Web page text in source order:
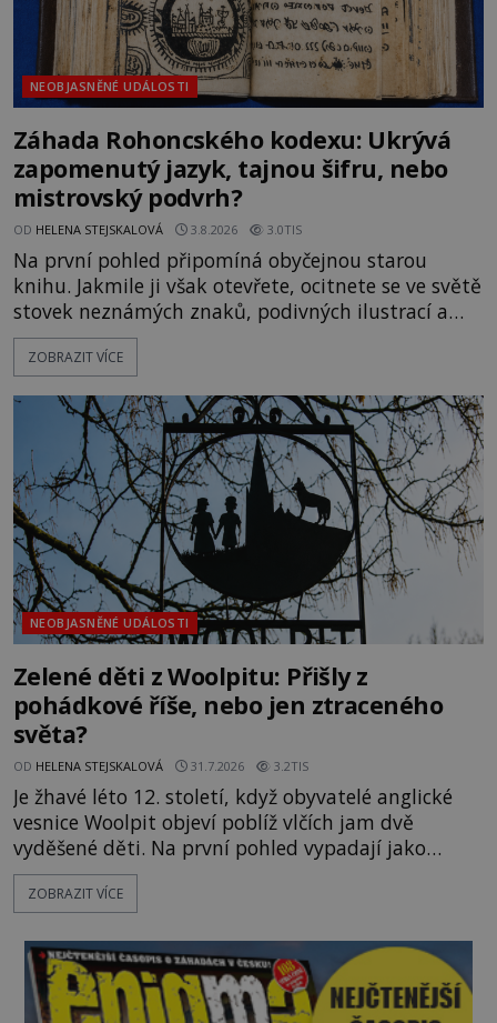
NEOBJASNĚNÉ UDÁLOSTI
Záhada Rohoncského kodexu: Ukrývá
zapomenutý jazyk, tajnou šifru, nebo
mistrovský podvrh?
OD HELENA STEJSKALOVÁ 3.8.2026 3.0TIS
Na první pohled připomíná obyčejnou starou
knihu. Jakmile ji však otevřete, ocitnete se ve světě
stovek neznámých znaků, podivných ilustrací a
textu, který už téměř dvě století vzdoruje všem
pokusům o rozluštění. Rohoncský kodex patří mezi
jistotou neví, kdo jej napsal, kdy vznikl ani co
vlastně vypráví. Rohoncský kodex se poprvé
objevuje v roce
ZOBRAZIT VÍCE
NEOBJASNĚNÉ UDÁLOSTI
Zelené děti z Woolpitu: Přišly z
pohádkové říše, nebo jen ztraceného
světa?
OD HELENA STEJSKALOVÁ 31.7.2026 3.2TIS
Je žhavé léto 12. století, když obyvatelé anglické
vesnice Woolpit objeví poblíž vlčích jam dvě
vyděšené děti. Na první pohled vypadají jako
každé jiné, až na jednu děsivou výjimku. Jejich
kůže má nazelenalý odstín, mluví
kromě syrových bobů. Příběh se rychle stává
jednou z největších záhad středověké Anglie a ani
po téměř devíti stech letech není
ZOBRAZIT VÍCE